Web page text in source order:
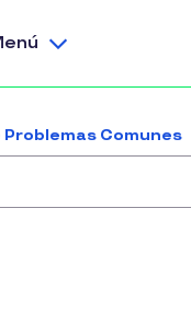
Problemas Comunes